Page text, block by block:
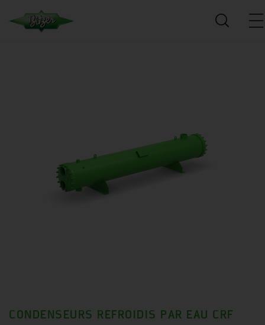
CONDENSEURS REFROIDIS PAR EAU CRF